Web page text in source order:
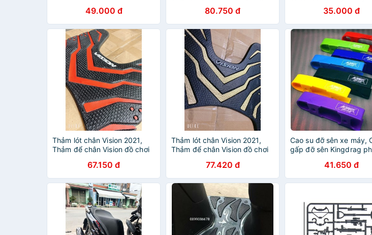
49.000 đ 80.750 đ 35.000 đ
Thảm lót chân Vision 2021,
Thảm để chân Vision đồ chơi
67.150 đ
Thảm lót chân Vision 2021,
Thảm để chân Vision đồ chơi
77.420 đ
Cao su đỡ sên xe máy,
gấp đỡ sên Kingdrag
41.650 đ